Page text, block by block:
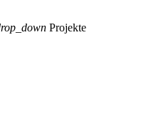
Projekte